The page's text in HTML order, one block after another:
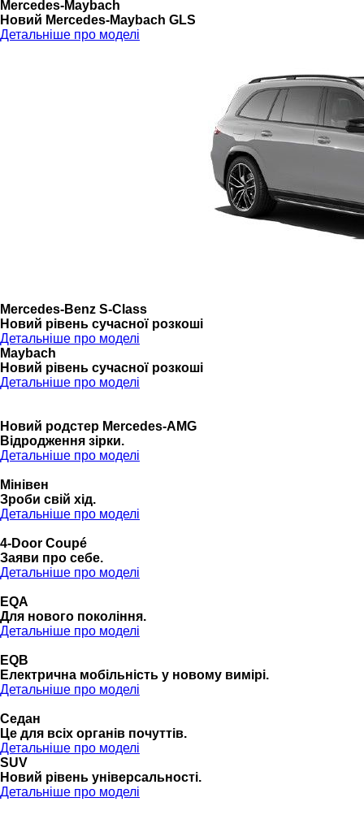
Mercedes-Maybach
Новий Mercedes-Maybach GLS
Детальніше про моделі
Mercedes-Benz S-Class
Новий рівень сучасної розкоші
Детальніше про моделі
Maybach
Новий рівень сучасної розкоші
Детальніше про моделі
Новий родстер Mercedes-AMG
Відродження зірки.
Детальніше про моделі
Мінівен
Зроби свій хід.
Детальніше про моделі
4-Door Coupé
Заяви про себе.
Детальніше про моделі
EQA
Для нового покоління.
Детальніше про моделі
EQB
Електрична мобільність у новому вимірі.
Детальніше про моделі
Седан
Це для всіх органів почуттів.
Детальніше про моделі
SUV
Новий рівень універсальності.
Детальніше про моделі